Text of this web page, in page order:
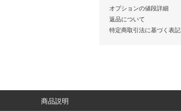
オプションの値段詳細
返品について
特定商取引法に基づく表記
商品説明